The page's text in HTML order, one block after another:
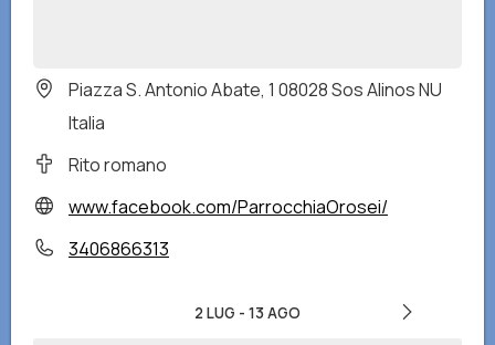
Piazza S. Antonio Abate, 1 08028 Sos Alinos NU
Italia
Rito romano
www.facebook.com/ParrocchiaOrosei/
3406866313
2 LUG - 13 AGO